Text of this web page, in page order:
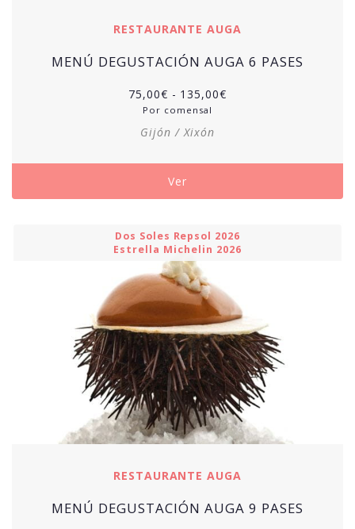
RESTAURANTE AUGA
MENÚ DEGUSTACIÓN AUGA 6 PASES
75,00€ - 135,00€
hasta
Por comensal
Gijón / Xixón
Ver
Dos Soles Repsol 2026
Estrella Michelin 2026
RESTAURANTE AUGA
MENÚ DEGUSTACIÓN AUGA 9 PASES